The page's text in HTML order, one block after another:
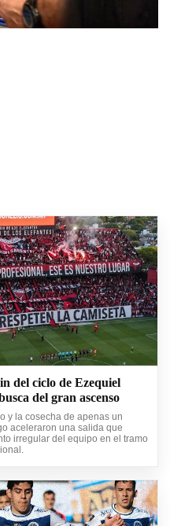
del ciclo de Ezequiel
del gran ascenso
y la cosecha de apenas un
aceleraron una salida que
irregular del equipo en el tramo